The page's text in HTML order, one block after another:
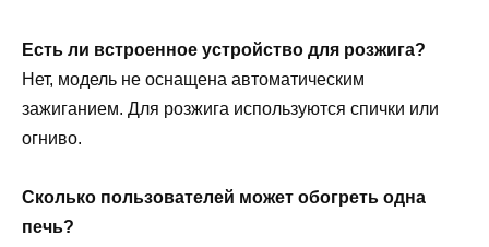
Есть ли встроенное устройство для розжига?
Нет, модель не оснащена автоматическим
зажиганием. Для розжига используются спички или
огниво.
Сколько пользователей может обогреть одна
печь?